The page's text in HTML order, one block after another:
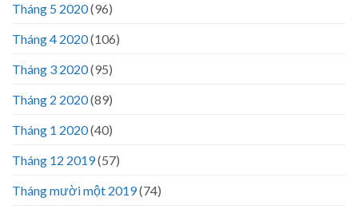
Tháng 5 2020(96)
Tháng 4 2020(106)
Tháng 3 2020(95)
Tháng 2 2020(89)
Tháng 1 2020(40)
Tháng 12 2019(57)
Tháng mười một 2019(74)